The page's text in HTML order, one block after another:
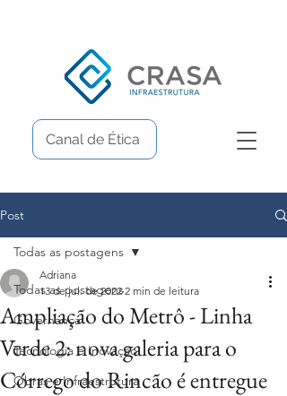
Canal de Ética
Post
Todas as postagens
Governança
Tecnologia e Inovação
Obras e Infraestrutura
Todas as postagens
Ampliação do Metrô - Linha
Verde 2: nova galeria para o
Córrego do Rincão é entregue
Adriana
13 de jul. de 2022 2 min de leitura